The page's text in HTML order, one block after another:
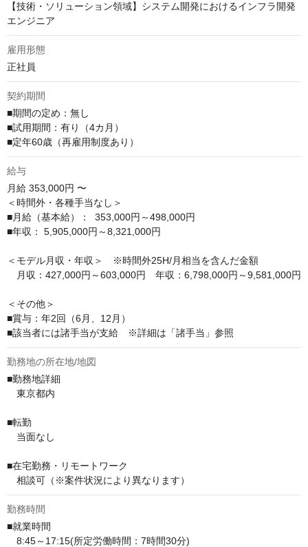
【技術・ソリューション領域】システム開発におけるインフラ開発
エンジニア
雇用形態
正社員
契約期間
■期間の定め：無し
■試用期間：有り（4カ月）
■定年60歳（再雇用制度あり）
給与
月給 353,000円 〜
＜時間外・各種手当なし＞
■月給（基本給）：  353,000円～498,000円
■年収： 5,905,000円～8,321,000円
＜モデル月収・年収＞　※時間外25H/月相当を含んだ金額
月収：427,000円～603,000円　年収：6,798,000円～9,581,000円
＜その他＞
■賞与：年2回（6月、12月）
■該当者には諸手当が支給　※詳細は「諸手当」参照
勤務地の所在地/地図
■勤務地詳細
東京都内
■転勤
当面なし
■在宅勤務・リモートワーク
相談可（※案件状況により異なります）
勤務時間
■就業時間
8:45～17:15(所定労働時間：7時間30分)